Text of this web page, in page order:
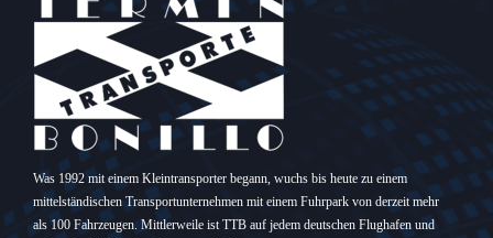
Was 1992 mit einem Kleintransporter begann, wuchs bis heute zu einem
mittelständischen Transportunternehmen mit einem Fuhrpark von derzeit mehr
als 100 Fahrzeugen. Mittlerweile ist TTB auf jedem deutschen Flughafen und